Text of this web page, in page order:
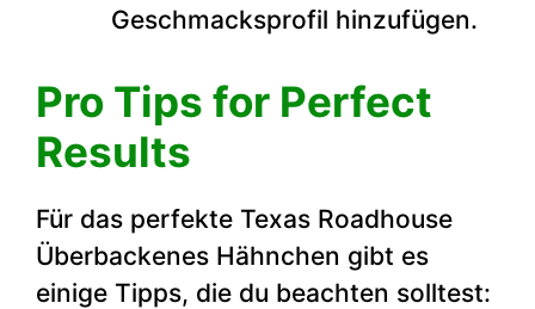
Geschmacksprofil hinzufügen.
Pro Tips for Perfect
Results
Für das perfekte Texas Roadhouse
Überbackenes Hähnchen gibt es
einige Tipps, die du beachten solltest: